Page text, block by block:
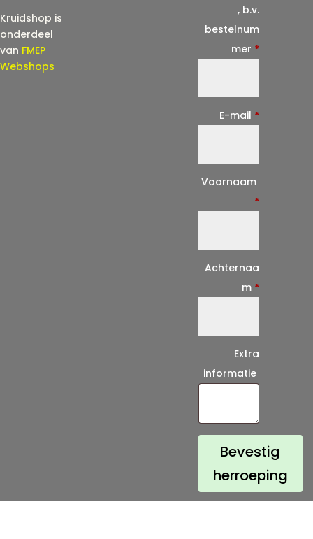
Kruidshop is
onderdeel
van FMEP
Webshops
, b.v.
bestelnum
mer *
E-mail *
l
)
*
Voornaam
*
Achternaa
m *
Extra
informatie
Bevestig
herroeping